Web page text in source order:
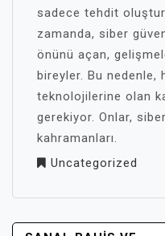
sadece tehdit
zamanda, siber
önünü açan,
bireyler. Bu nedenle,
teknolojilerine olan
gerekiyor. Onlar,
kahramanları.
Uncategorized